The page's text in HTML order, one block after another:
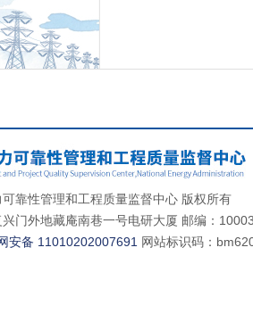
靠性管理和工程质量监督中心 版权所有
门外地藏庵南巷一号电研大厦 邮编：
安备 11010202007691 网站标识码：